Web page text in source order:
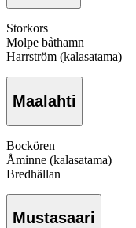
Storkors
Molpe båthamn
Harrström (kalasatama)
Maalahti
Bockören
Åminne (kalasatama)
Bredhällan
Mustasaari